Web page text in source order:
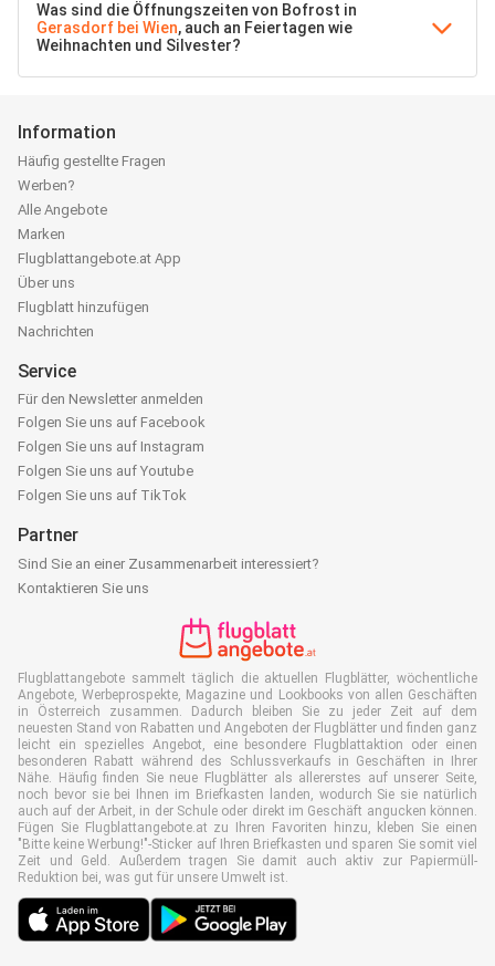
Was sind die Öffnungszeiten von Bofrost in
Gerasdorf bei Wien, auch an Feiertagen wie
Weihnachten und Silvester?
Information
Häufig gestellte Fragen
Werben?
Alle Angebote
Marken
Flugblattangebote.at App
Über uns
Flugblatt hinzufügen
Nachrichten
Service
Für den Newsletter anmelden
Folgen Sie uns auf Facebook
Folgen Sie uns auf Instagram
Folgen Sie uns auf Youtube
Folgen Sie uns auf TikTok
Partner
Sind Sie an einer Zusammenarbeit interessiert?
Kontaktieren Sie uns
Flugblattangebote sammelt täglich die aktuellen Flugblätter, wöchentliche
Angebote, Werbeprospekte, Magazine und Lookbooks von allen Geschäften
in Österreich zusammen. Dadurch bleiben Sie zu jeder Zeit auf dem
neuesten Stand von Rabatten und Angeboten der Flugblätter und finden ganz
leicht ein spezielles Angebot, eine besondere Flugblattaktion oder einen
besonderen Rabatt während des Schlussverkaufs in Geschäften in Ihrer
Nähe. Häufig finden Sie neue Flugblätter als allererstes auf unserer Seite,
noch bevor sie bei Ihnen im Briefkasten landen, wodurch Sie sie natürlich
auch auf der Arbeit, in der Schule oder direkt im Geschäft angucken können.
Fügen Sie Flugblattangebote.at zu Ihren Favoriten hinzu, kleben Sie einen
"Bitte keine Werbung!"-Sticker auf Ihren Briefkasten und sparen Sie somit viel
Zeit und Geld. Außerdem tragen Sie damit auch aktiv zur Papiermüll-
Reduktion bei, was gut für unsere Umwelt ist.